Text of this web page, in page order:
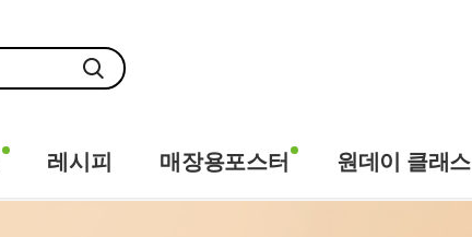
레시피 매장용포스터 원데이 클래스